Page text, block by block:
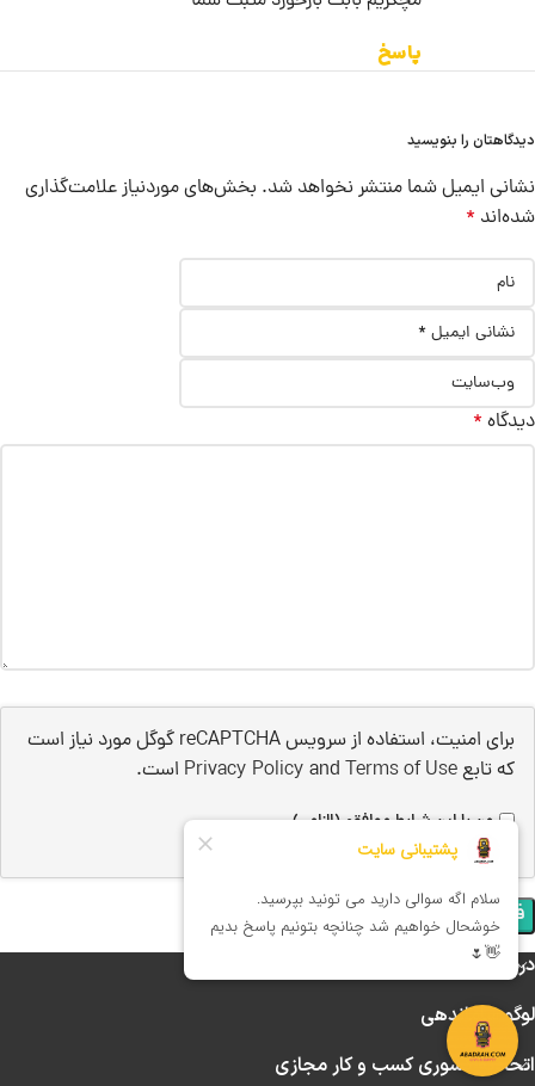
پاسخ
دیدگاهتان را بنویسید
نشانی ایمیل شما منتشر نخواهد شد. بخش‌های موردنیاز علامت‌گذاری
شده‌اند *
دیدگاه *
برای امنیت، استفاده از سرویس reCAPTCHA گوگل مورد نیاز است
که تابع
Privacy Policy and Terms of Use است.
من با این شرایط موافقم (الزامی).
درباره آبــــادراه
لوگو ساماندهی
اتحادیه کشوری کسب و کار مجازی